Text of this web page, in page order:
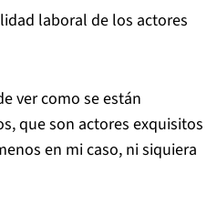
laboral de los actores
ver como se están
que son actores exquisitos
en mi caso, ni siquiera